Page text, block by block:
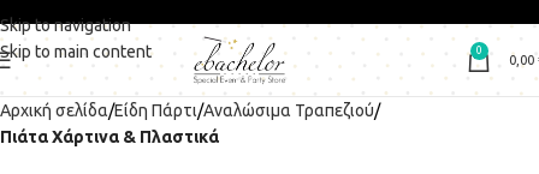
Skip to navigation
Skip to main content
0
0,00
Αρχική σελίδα Είδη Πάρτι Αναλώσιμα Τραπεζιού
Πιάτα Χάρτινα & Πλαστικά